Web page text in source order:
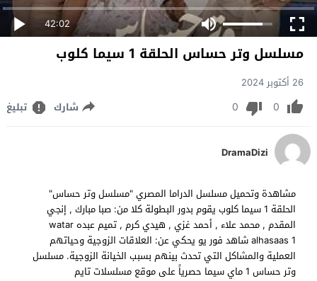
42:02
مسلسل وتر حساس الحلقة 1 سيما كلوب
26 أكتوبر 2024
0
0 شارك تبليغ
DramaDizi
مشاهدة وتحميل مسلسل الدراما المصري "مسلسل وتر حساس"
الحلقة 1 سيما كلوب يقوم بدور البطولة كلا من: صبا مبارك , إنجي
المقدم , محمد علاء , أحمد غزي , هيدي كرم , تميم عبده watar
alhasaas 1 شاهد فور يو يحكي عن: العلاقات الزوجية وحياتهم
العملية والمشاكل التي تحدث بينهم بسبب الخيانة الزوجية. مسلسل
وتر حساس 1 ماي سيما حصرياً على موقع مسلسلات تايم